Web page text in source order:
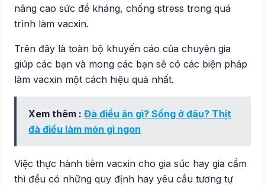
nâng cao sức đề kháng, chống stress trong quá
trình làm vacxin.
Trên đây là toàn bộ khuyến cáo của chuyên gia
giúp các bạn và mong các bạn sẽ có các biện pháp
làm vacxin một cách hiệu quả nhất.
Xem thêm :Đà điểu ăn gì? Sống ở đâu? Thịt
đà điểu làm món gì ngon
Việc thực hành tiêm vacxin cho gia súc hay gia cầm
thì đều có những quy định hay yêu cầu tương tự